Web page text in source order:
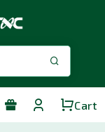
Cart